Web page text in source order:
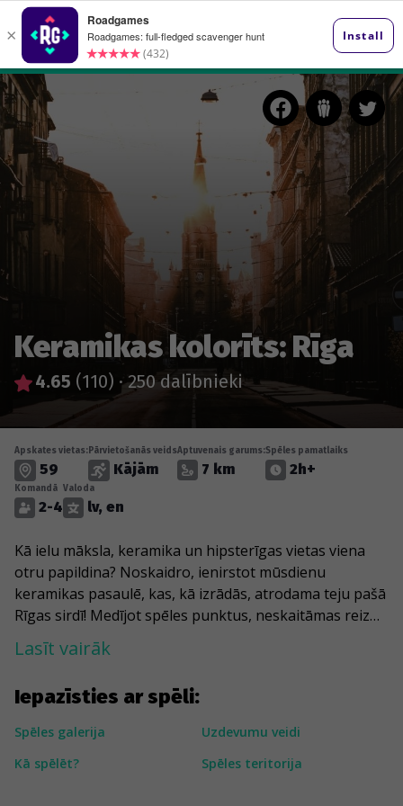
Keramikas kolorīts: Rīga
4.65 (110) ·250 dalībnieki
Iepazīsties ar spēli:
Spēles galerija
Uzdevumu veidi
Kā spēlēt?
Spēles teritorija
Apskates vietas:
59
Pārvietošanās veids
Kājām
Aptuvenais garums:
7 km
Spēles pamatlaiks
2h+
Komandā
2-4
Valoda
lv, en
Kā ielu māksla, keramika un hipsterīgas vietas viena
otru papildina? Noskaidro, ienirstot mūsdienu
keramikas pasaulē, kas, kā izrādās, atrodama teju pašā
Rīgas sirdī! Medījot spēles punktus, neskaitāmas reizes
saskarsies ar Zahara Ze tēliem, kas veidoti no
keramikas krāsām, koka un citiem materiāliem. Līdz ar
un radošajām telpām: “LOOK!”, “KIM?”, “Māksla Xo”,
“M/Darbnīcas”, galerijas “Alma” un “Sporta 2” kvartāla.
Turklāt keramikas unikalitāti atklāsi arī caur “Streets of
Baltic” projektu, “Krasta keramikas” studiju un Thobek,
Lasīt vairāk